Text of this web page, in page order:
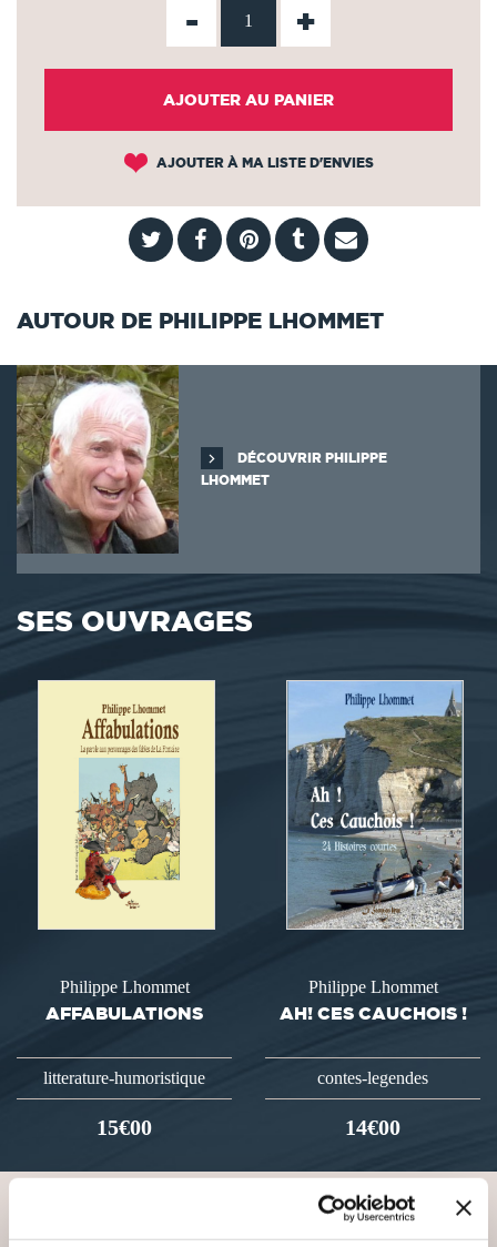
- +
AJOUTER AU PANIER
AJOUTER À MA LISTE D'ENVIES
AUTOUR DE PHILIPPE LHOMMET
DÉCOUVRIR PHILIPPE
LHOMMET
SES OUVRAGES
Philippe Lhommet
AFFABULATIONS
litterature-humoristique
15€00
Philippe Lhommet
AH! CES CAUCHOIS !
contes-legendes
14€00